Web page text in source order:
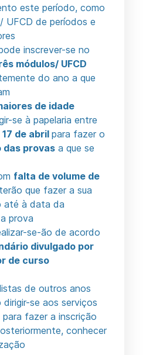
este período, como
UFCD de períodos e
inscrever-se no
módulos/ UFCD
do ano a que
de idade
se à papelaria entre
17 de abrilpara fazer o
das provas a que se
falta de volume de
que fazer a sua
até à data da
prova
se-ão de acordo
divulgado por
de curso
de outros anos
se aos serviços
fazer a inscrição
conhecer